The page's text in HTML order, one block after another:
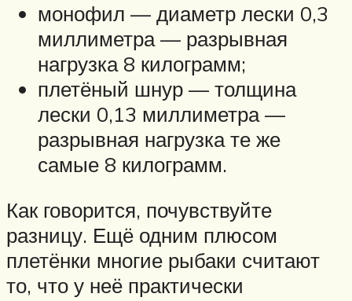
монофил — диаметр лески 0,3
миллиметра — разрывная
нагрузка 8 килограмм;
плетёный шнур — толщина
лески 0,13 миллиметра —
разрывная нагрузка те же
самые 8 килограмм.
Как говорится, почувствуйте
разницу. Ещё одним плюсом
плетёнки многие рыбаки считают
то, что у неё практически